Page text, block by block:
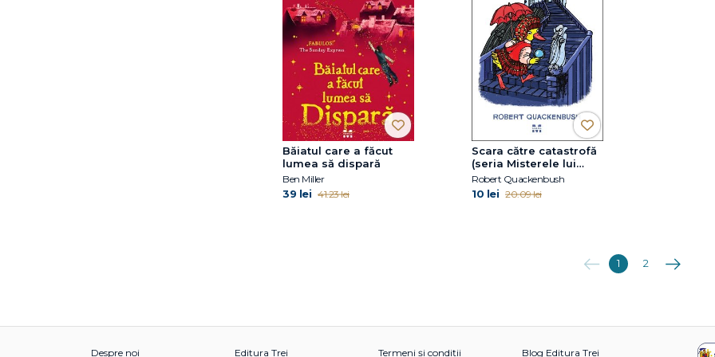
Băiatul care a făcut
lumea să dispară
Ben Miller
39 lei 41.23 lei
Scara către catastrofă
(seria Misterele lui
Miss Mallard)
Robert Quackenbush
10 lei 20.09 lei
Anterioara
1 2
Despre noi Editura Trei Termeni și condiții Blog Editura Trei